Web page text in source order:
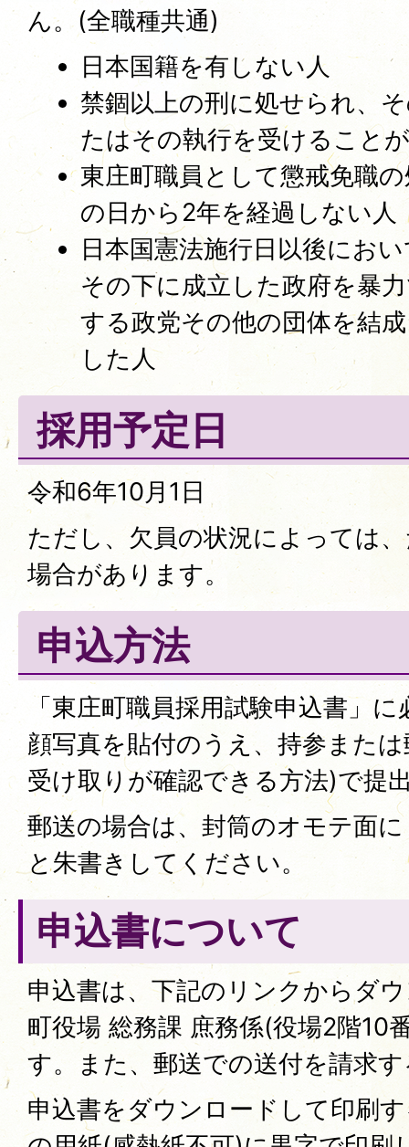
ん。(全職種共通)
日本国籍を有しない人
禁錮以上の刑に処せられ、
たはその執行を受けること
東庄町職員として懲戒免職
の日から2年を経過しない人
日本国憲法施行日以後にお
その下に成立した政府を暴
する政党その他の団体を結
した人
採用予定日
令和6年10月1日
ただし、欠員の状況によっては
場合があります。
申込方法
「東庄町職員採用試験申込書」
顔写真を貼付のうえ、持参また
受け取りが確認できる方法)で提
郵送の場合は、封筒のオモテ面
と朱書きしてください。
申込書について
申込書は、下記のリンクからダ
町役場 総務課 庶務係(役場2階10
す。また、郵送での送付を請求
申込書をダウンロードして印刷